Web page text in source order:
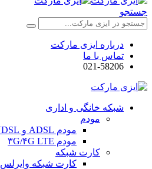
جستجو
درباره ایزی مارکت
تماس با ما
021-58206
شبکه خانگی و اداری
مودم
مودم ADSL و VDSL
مودم ۳G/۴G LTE
کارت شبکه
کارت شبکه وایرلس USB